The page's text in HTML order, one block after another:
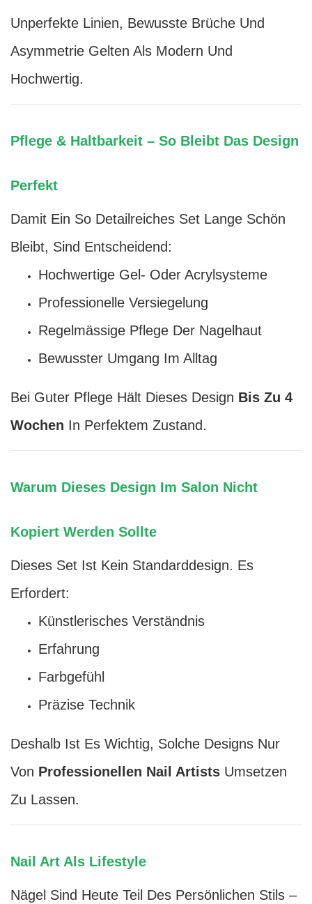
Unperfekte Linien, Bewusste Brüche Und
Asymmetrie Gelten Als Modern Und
Hochwertig.
Pflege & Haltbarkeit – So Bleibt Das Design
Perfekt
Damit Ein So Detailreiches Set Lange Schön
Bleibt, Sind Entscheidend:
Hochwertige Gel- Oder Acrylsysteme
Professionelle Versiegelung
Regelmässige Pflege Der Nagelhaut
Bewusster Umgang Im Alltag
Bei Guter Pflege Hält Dieses Design Bis Zu 4
Wochen In Perfektem Zustand.
Warum Dieses Design Im Salon Nicht
Kopiert Werden Sollte
Dieses Set Ist Kein Standarddesign. Es
Erfordert:
Künstlerisches Verständnis
Erfahrung
Farbgefühl
Präzise Technik
Deshalb Ist Es Wichtig, Solche Designs Nur
Von Professionellen Nail Artists Umsetzen
Zu Lassen.
Nail Art Als Lifestyle
Nägel Sind Heute Teil Des Persönlichen Stils –